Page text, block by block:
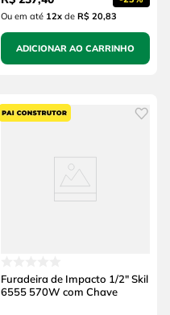
Ou em até 12xde R$ 20,83
ADICIONAR AO CARRINHO
Furadeira de Impacto 1/2" Skil
6555 570W com Chave